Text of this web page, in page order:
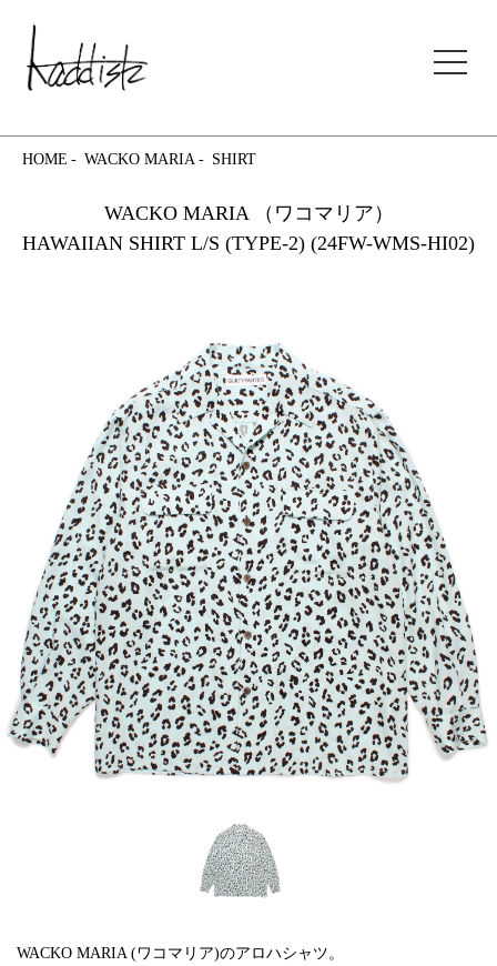
kaddish development store
HOME WACKO MARIA SHIRT
WACKO MARIA （ワコマリア）
HAWAIIAN SHIRT L/S (TYPE-2) (24FW-WMS-HI02)
WACKO MARIA (ワコマリア)のアロハシャツ。